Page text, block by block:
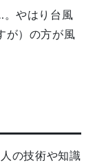
やはり台風
が）の方が風
の技術や知識